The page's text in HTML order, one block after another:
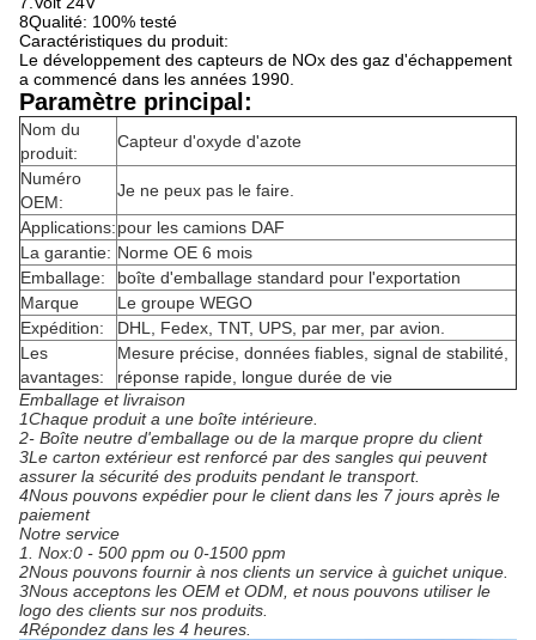
8Qualité: 100% testé
Caractéristiques du produit:
Le développement des capteurs de NOx des gaz d'échappement
a commencé dans les années 1990.
Paramètre principal:
Nom du
produit:
Capteur d'oxyde d'azote
Numéro
OEM:
Je ne peux pas le faire.
Applications:pour les camions DAF
La garantie: Norme OE 6 mois
Emballage:
boîte d'emballage standard pour l'exportation
Marque
Le groupe WEGO
Expédition:
DHL, Fedex, TNT, UPS, par mer, par avion.
Les
avantages:
Mesure précise, données fiables, signal de stabilité,
réponse rapide, longue durée de vie
Emballage et livraison
1Chaque produit a une boîte intérieure.
2- Boîte neutre d'emballage ou de la marque propre du client
3Le carton extérieur est renforcé par des sangles qui peuvent
assurer la sécurité des produits pendant le transport.
4Nous pouvons expédier pour le client dans les 7 jours après le
paiement
Notre service
1. Nox:0 - 500 ppm ou 0-1500 ppm
2Nous pouvons fournir à nos clients un service à guichet unique.
3Nous acceptons les OEM et ODM, et nous pouvons utiliser le
logo des clients sur nos produits.
4Répondez dans les 4 heures.